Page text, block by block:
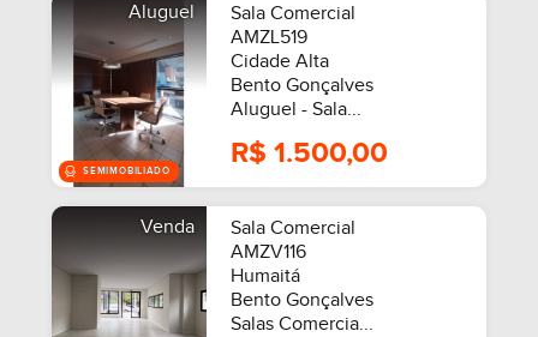
Aluguel
Sala Comercial
AMZL519
Cidade Alta
Bento Gonçalves
Aluguel - Sala...
R$ 1.500,00
Venda
Sala Comercial
AMZV116
Humaitá
Bento Gonçalves
Salas Comercia...